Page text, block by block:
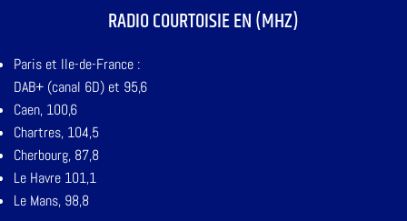
RADIO COURTOISIE EN (MHZ)
Paris et Ile-de-France :
DAB+ (canal 6D) et 95,6
Caen, 100,6
Chartres, 104,5
Cherbourg, 87,8
Le Havre 101,1
Le Mans, 98,8